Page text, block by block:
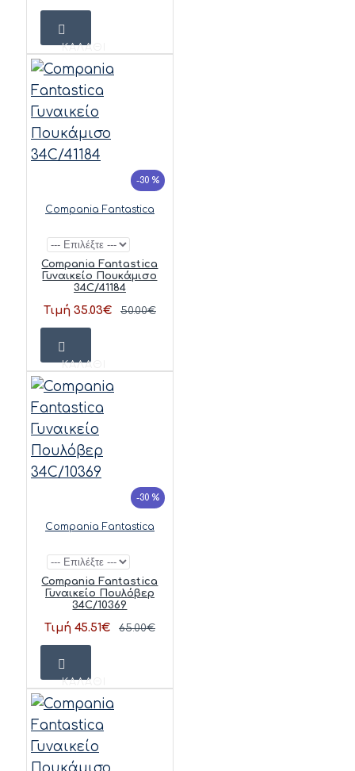
ΚΑΛΆΘΙ
-30 %
Compania Fantastica
Compania Fantastica
Γυναικείο Πουκάμισο
34C/41184
Τιμή 35.03€ 50.00€
ΚΑΛΆΘΙ
-30 %
Compania Fantastica
Compania Fantastica
Γυναικείο Πουλόβερ
34C/10369
Τιμή 45.51€ 65.00€
ΚΑΛΆΘΙ